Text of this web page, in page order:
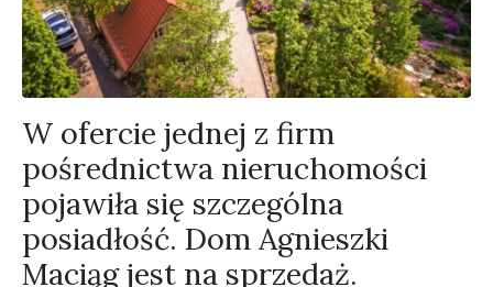
W ofercie jednej z firm
pośrednictwa nieruchomości
pojawiła się szczególna
posiadłość. Dom Agnieszki
Maciąg jest na sprzedaż.